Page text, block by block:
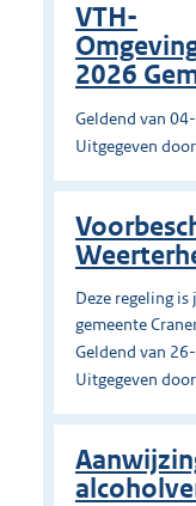
VTH-
2026
Geldend van
Uitgegeven
Deze regeling
gemeente
Geldend van
Uitgegeven